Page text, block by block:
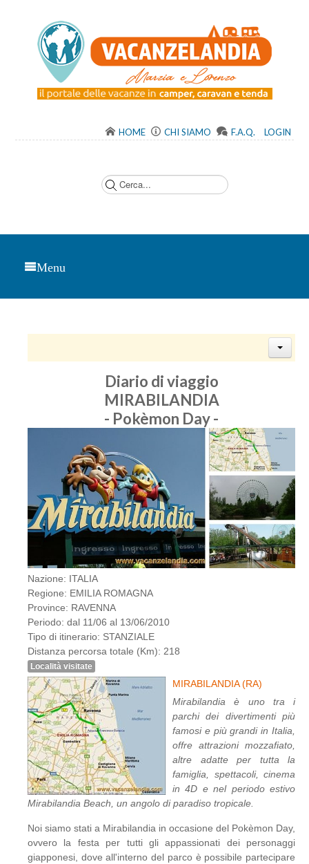
HOME CHI SIAMO F.A.Q. LOGIN
Menu
Diario di viaggio
MIRABILANDIA
- Pokèmon Day -
Nazione: ITALIA
Regione: EMILIA ROMAGNA
Province: RAVENNA
Periodo: dal 11/06 al 13/06/2010
Tipo di itinerario: STANZIALE
Distanza percorsa totale (Km): 218
Località visitate
MIRABILANDIA (RA)
Mirabilandia è uno tra i
parchi dei divertimenti più
famosi e più grandi in Italia,
offre attrazioni mozzafiato,
altre adatte per tutta la
famiglia, spettacoli, cinema
in 4D e nel periodo estivo
Mirabilandia Beach, un angolo di paradiso tropicale.
Noi siamo stati a Mirabilandia in occasione del Pokèmon Day,
ovvero la festa per tutti gli appassionati dei personaggi
giapponesi, dove all'interno del parco è possibile partecipare